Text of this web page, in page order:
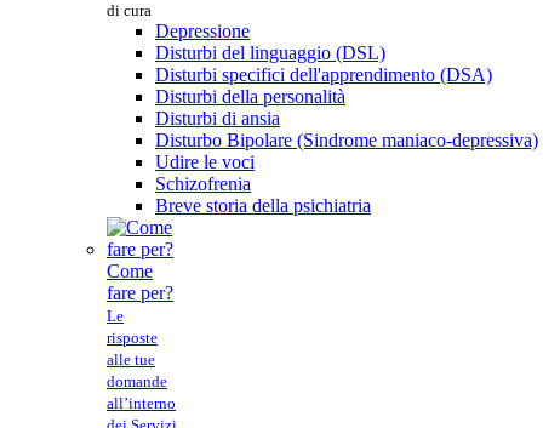
di cura
Depressione
Disturbi del linguaggio (DSL)
Disturbi specifici dell'apprendimento (DSA)
Disturbi della personalità
Disturbi di ansia
Disturbo Bipolare (Sindrome maniaco-depressiva)
Udire le voci
Schizofrenia
Breve storia della psichiatria
Come
fare per?
Le
risposte
alle tue
domande
all’interno